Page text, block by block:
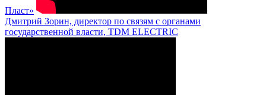
Пласт»
Дмитрий Зорин, директор по связям с органами
государственной власти, TDM ELECTRIC